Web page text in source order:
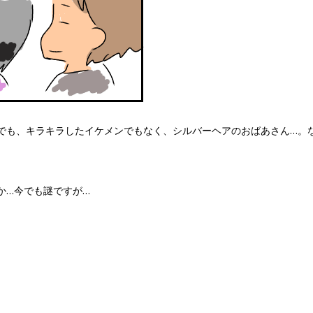
も、キラキラしたイケメンでもなく、シルバーヘアのおばあさん…。
…今でも謎ですが…